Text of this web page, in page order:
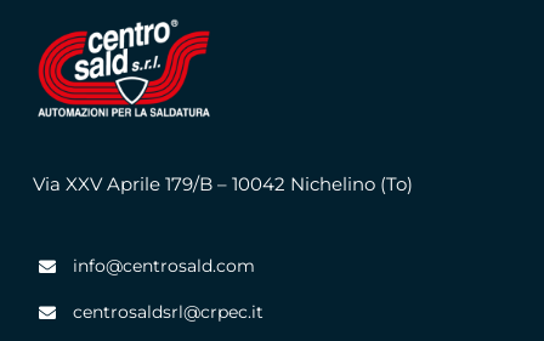
Via XXV Aprile 179/B – 10042 Nichelino (To)
info@centrosald.com
centrosaldsrl@crpec.it